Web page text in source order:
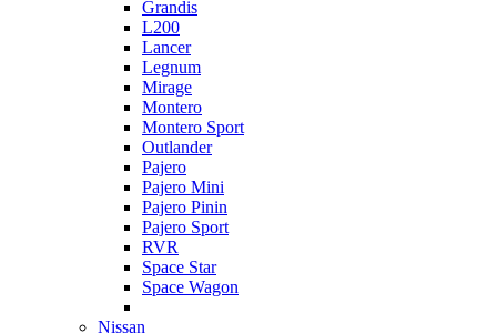
Grandis
L200
Lancer
Legnum
Mirage
Montero
Montero Sport
Outlander
Pajero
Pajero Mini
Pajero Pinin
Pajero Sport
RVR
Space Star
Space Wagon
Nissan